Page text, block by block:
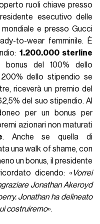
ruoli chiave presso
esecutivo delle
e presso Gucci
to-wear femminile. È
1.200.000 sterline
del 100% dello
dello stipendio se
riceverà un premio del
del suo stipendio. Al
per un bonus per
azionari non maturati
. Anche se quella di
una walk of shame, con
un bonus, il presidente
dicendo: « Vorrei
Jonathan Akeroyd
Jonathan ha delineato
costruiremo».